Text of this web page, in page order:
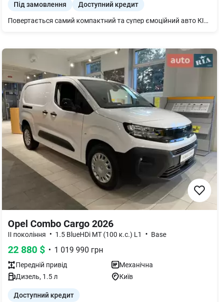
Під замовлення Доступний кредит
Повертається самий компактний та супер ємоційний авто КІА Пиканто 2025 року виробництва. Хто замовить такий авто (є вибір кольорів без доплати) отримає знижку від регулярної ціни -2 грн з кожного Євро, а саме знижка буде 39 800 грн!!! Поспішайте авто будуть вже на початку листопада!!! Для замовлення достатньо внести 5% передплати від вартості авто!
Opel Combo Cargo 2026
II покоління • 1.5 BlueHDi МТ (100 к.с.) L1 • Base
22 880 $ • 1 019 990 грн
Передній привід
Механічна
Дизель, 1.5л Київ
Доступний кредит